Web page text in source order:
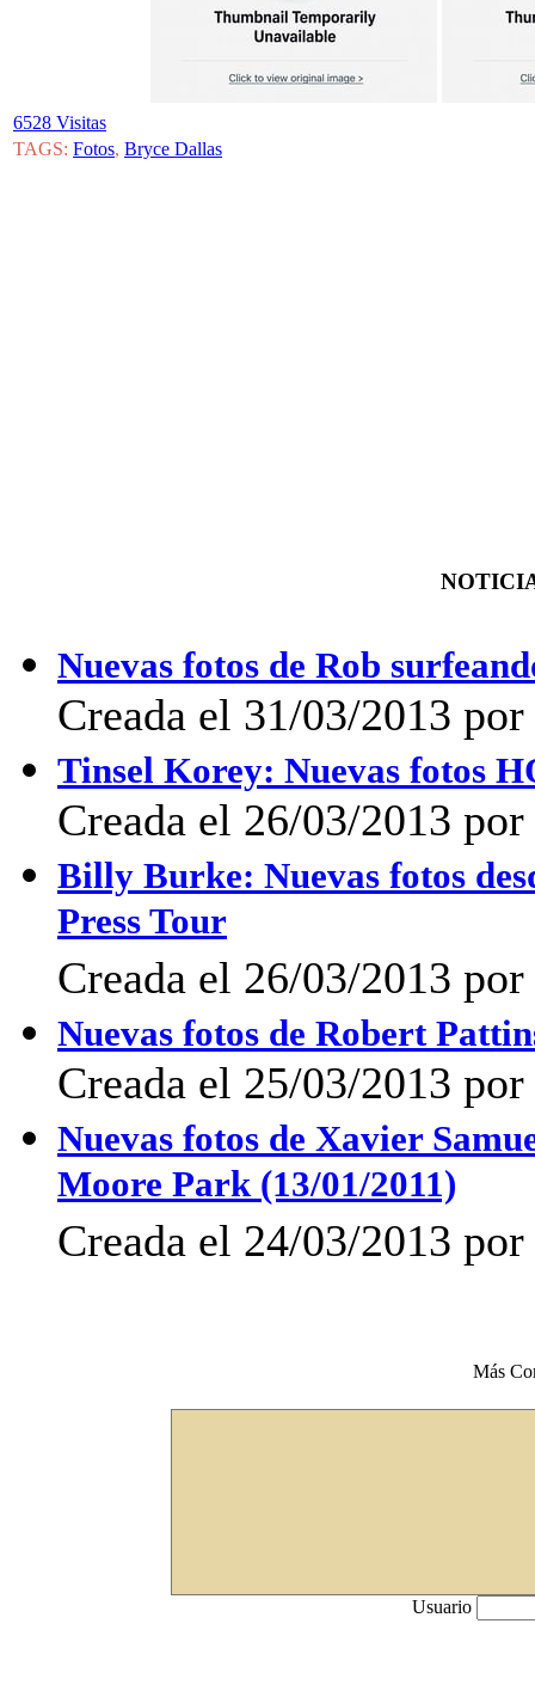
6528 Visitas
TAGS: Fotos, Bryce Dallas
Nuevas fotos de Rob
Creada el 31/03/2013
Tinsel Korey: Nuevas fotos
Creada el 26/03/2013
Billy Burke: Nuevas fotos
Press Tour
Creada el 26/03/2013
Nuevas fotos de Robert
Creada el 25/03/2013
Nuevas fotos de Xavier
Moore Park (13/01/2011)
Creada el 24/03/2013
Más
Usuario